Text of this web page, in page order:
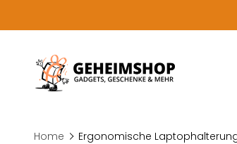
Geheimshop.de: Gadgets, Geschenke
Home Ergonomische